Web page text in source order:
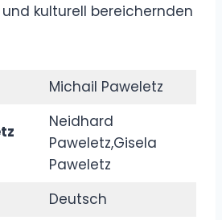
kulturell bereichernden
Michail Paweletz
Neidhard
Paweletz,Gisela
Paweletz
Deutsch